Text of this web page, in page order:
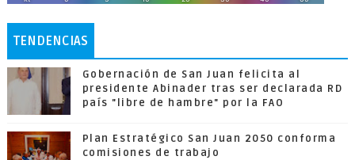
TENDENCIAS
Gobernación de San Juan felicita al
presidente Abinader tras ser declarada RD
país "libre de hambre" por la FAO
Plan Estratégico San Juan 2050 conforma
comisiones de trabajo